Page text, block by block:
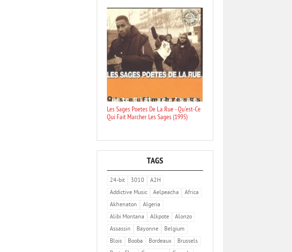
Les Sages Poetes De La Rue - Qu'est-Ce
Qui Fait Marcher Les Sages (1995)
TAGS
24-bit 3010
A2H
Addictive Music
Aelpeacha
Africa
Akhenaton
Algeria
Alibi Montana
Alkpote
Alonzo
Assassin
Bayonne
Belgium
Blois
Booba Bordeaux
Brussels